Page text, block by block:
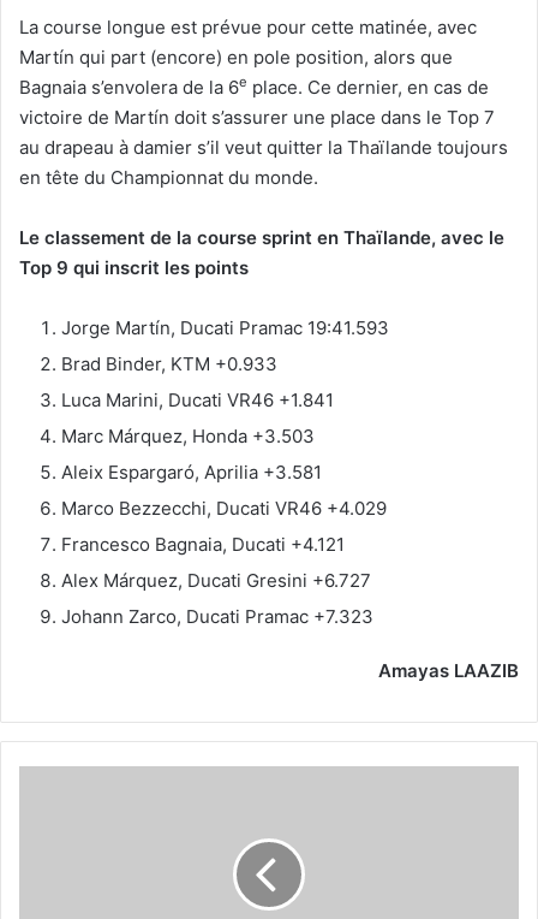
La course longue est prévue pour cette matinée, avec
Martín qui part (encore) en pole position, alors que
Bagnaia s’envolera de la 6e place. Ce dernier, en cas de
victoire de Martín doit s’assurer une place dans le Top 7
au drapeau à damier s’il veut quitter la Thaïlande toujours
en tête du Championnat du monde.
Le classement de la course sprint en Thaïlande, avec le
Top 9 qui inscrit les points
Jorge Martín, Ducati Pramac 19:41.593
Brad Binder, KTM +0.933
Luca Marini, Ducati VR46 +1.841
Marc Márquez, Honda +3.503
Aleix Espargaró, Aprilia +3.581
Marco Bezzecchi, Ducati VR46 +4.029
Francesco Bagnaia, Ducati +4.121
Alex Márquez, Ducati Gresini +6.727
Johann Zarco, Ducati Pramac +7.323
Amayas LAAZIB